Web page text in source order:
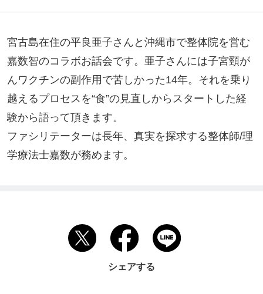
宮古島在住の平良亜子さんと沖縄市で整体院を営む
嘉数智のコラボお話会です。亜子さんには子宮頸が
んワクチンの副作用で苦しかった14年。それを乗り
越えるプロセスを“食”の見直しからスタートした経
験から語って頂きます。
ファシリテーターは長年、真実を探求する整体師/理
学療法士嘉数が務めます。
シェアする